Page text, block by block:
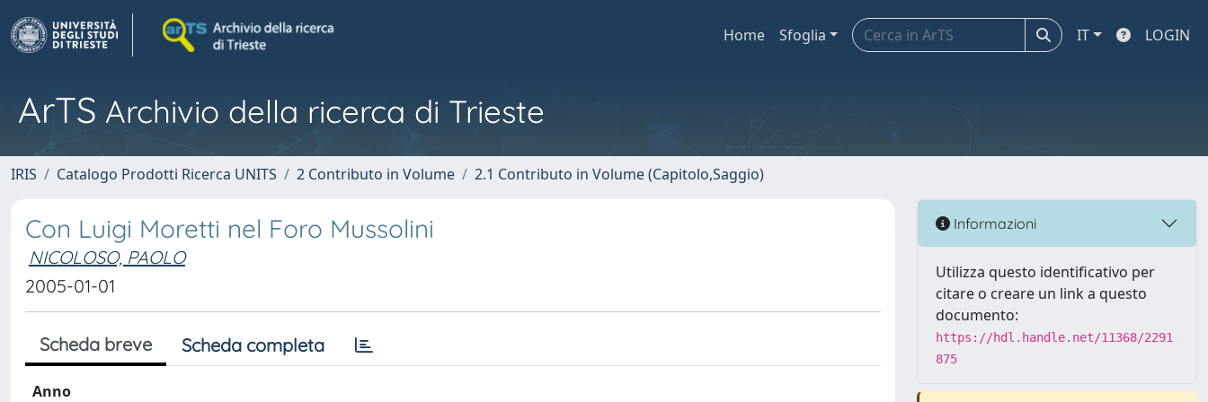
Home Sfoglia IT LOGIN
ArTS Archivio della ricerca di Trieste
IRIS Catalogo Prodotti Ricerca UNITS 2 Contributo in Volume 2.1 Contributo in Volume (Capitolo,Saggio)
Con Luigi Moretti nel Foro Mussolini
NICOLOSO, PAOLO
2005-01-01
Scheda breve Scheda completa
Anno
Informazioni
Utilizza questo identificativo per
citare o creare un link a questo
documento:
https://hdl.handle.net/11368/2291
875